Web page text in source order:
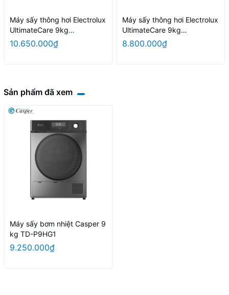
Máy sấy thông hơi Electrolux
UltimateCare 9kg
EDS904N3SC
10.650.000₫
Máy sấy thông hơi Electrolux
UltimateCare 9kg
EDV904H3WC
8.800.000₫
Sản phẩm đã xem
Máy sấy bơm nhiệt Casper 9
kg TD-P9HG1
9.250.000₫